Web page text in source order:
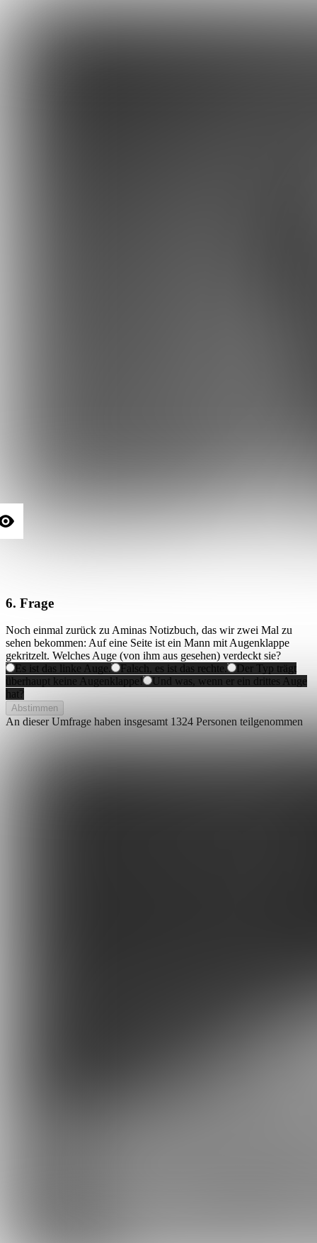
6. Frage
Noch einmal zurück zu Aminas Notizbuch, das wir zwei Mal zu
sehen bekommen: Auf eine Seite ist ein Mann mit Augenklappe
gekritzelt. Welches Auge (von ihm aus gesehen) verdeckt sie?
Es ist das linke Auge.
Falsch, es ist das rechte.
Der Typ trägt
überhaupt keine Augenklappe!
Und was, wenn er ein drittes Auge
hat?
Abstimmen
An dieser Umfrage haben insgesamt 1324 Personen teilgenommen